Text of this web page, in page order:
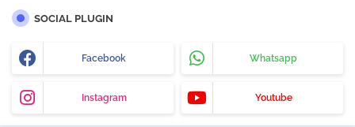
SOCIAL PLUGIN
Facebook Whatsapp
Instagram Youtube